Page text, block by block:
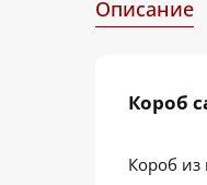
Описание
Короб
Короб из